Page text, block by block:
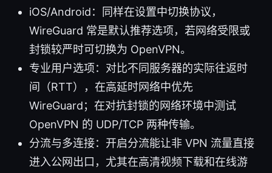
iOS/Android：同样在设置中切换协议，
WireGuard 常是默认推荐选项，若网络受限或
封锁较严时可切换为 OpenVPN。
专业用户选项：对比不同服务器的实际往返时
间（RTT），在高延时网络中优先
WireGuard；在对抗封锁的网络环境中测试
OpenVPN 的 UDP/TCP 两种传输。
分流与多连接：开启分流能让非 VPN 流量直接
进入公网出口，尤其在高清视频下载和在线游